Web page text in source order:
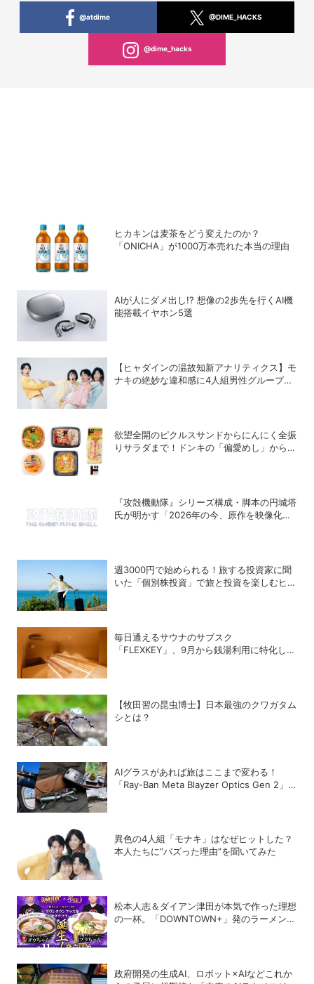
@atdime @DIME_HACKS
@dime_hacks
ヒカキンは麦茶をどう変えたのか？
「ONICHA」が1000万本売れた本当の理由
AIが人にダメ出し!? 想像の2歩先を行くAI機
能搭載イヤホン5選
【ヒャダインの温故知新アナリティクス】モ
ナキの絶妙な違和感に4人組男性グループの
欲望全開のピクルスサンドからにんにく全振
りサラダまで！ドンキの「偏愛めし」から激
『攻殻機動隊』シリーズ構成・脚本の円城塔
氏が明かす「2026年の今、原作を映像化す
週3000円で始められる！旅する投資家に聞
いた「個別株投資」で旅と投資を楽しむヒン
毎日通えるサウナのサブスク
「FLEXKEY」、9月から銭湯利用に特化した
【牧田習の昆虫博士】日本最強のクワガタム
シとは？
AIグラスがあれば旅はここまで変わる！
「Ray-Ban Meta Blayzer Optics Gen 2」
異色の4人組「モナキ」はなぜヒットした？
本人たちに”バズった理由”を聞いてみた
松本人志＆ダイアン津田が本気で作った理想
の一杯。「DOWNTOWN+」発のラーメンを
政府開発の生成AI、ロボット×AIなどこれか